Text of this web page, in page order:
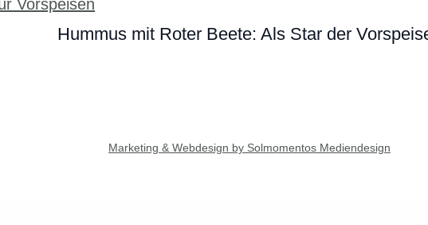
Hummus mit Roter Beete: Als Star der
Marketing & Webdesign by Solmomentos Mediendesign